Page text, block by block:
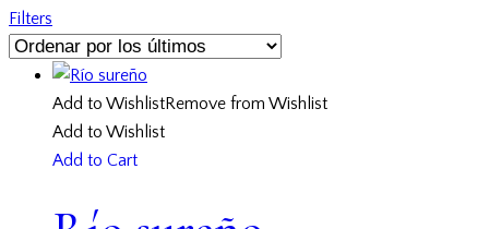
Filters
Add to WishlistRemove from Wishlist
Add to Wishlist
Add to Cart